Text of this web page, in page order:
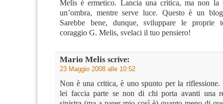
Melis è ermetico. Lancia una critica, ma non la
un’ombra, mentre serve luce. Questo è un
Sarebbe bene, dunque, sviluppare le proprie
coraggio G. Melis, svelaci il tuo pensiero!
Mario Melis scrive:
23 Maggio 2008 alle 10:52
Non è una critica, è uno spunto per la riflessione.
lei faccia parte se non di chi porta avanti una